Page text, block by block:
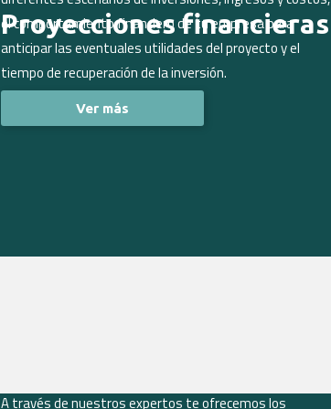
Proyecciones financieras
el comportamiento financiero de tu empresa para
anticipar las eventuales utilidades del proyecto y el
tiempo de recuperación de la inversión.
Ver más
A través de nuestros expertos te ofrecemos los